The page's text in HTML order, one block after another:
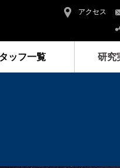
アクセス
ッフ一覧 研究